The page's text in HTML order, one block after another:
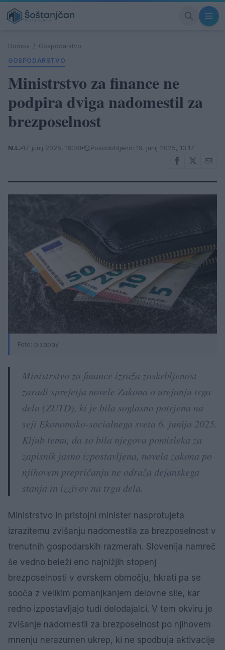
Domov / Gospodarstvo
GOSPODARSTVO
Ministrstvo za finance ne
podpira dviga nadomestil za
brezposelnost
N.L. 17. junij 2025, 19:08 Posodobljeno: 19. junij 2025, 13:17
Foto: pixabay
Ministrstvo za finance izraža zaskrbljenost
zaradi sprejetja novele Zakona o urejanju trga
dela (ZUTD), ki je bila soglasno potrjena na
seji Ekonomsko-socialnega sveta 6. junija 2025.
Kljub temu, da so bila njegova pomisleka za
zapisnik jasno izpostavljena, novela zakona po
njihovem prepričanju ne odraža dejanskega
stanja in izzivov na trgu dela.
Ministrstvo in pristojni minister nasprotujeta
izrazitemu zvišanju nadomestila za brezposelnost v
trenutnih gospodarskih razmerah. Slovenija namreč
še vedno beleži eno najnižjih stopenj
brezposelnosti v evrskem območju, hkrati pa se
sooča z velikim pomanjkanjem delovne sile, kar
redno izpostavljajo tudi delodajalci. V tem okviru je
zvišanje nadomestil za brezposelnost po njihovem
mnenju nerazumen ukrep, ki ne spodbuja aktivacije